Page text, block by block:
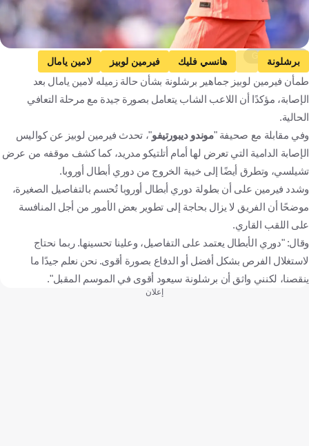
Getty Images
برشلونة هانسي فليك فيرمين لوبيز
لامين يامال
تشيلسي
إسبانيا إسبانيا ألمانيا
إنجلترا
المغرب
مصر الجزائر الأردن كرة قدم
طمأن فيرمين لوبيز جماهير برشلونة بشأن حالة زميله لامين يامال بعد
الإصابة، مؤكدًا أن اللاعب الشاب يتعامل بصورة جيدة مع مرحلة التعافي
الحالية.
وفي مقابلة مع صحيفة "موندو ديبورتيفو"، تحدث فيرمين لوبيز عن كواليس
الإصابة الدامية التي تعرض لها أمام أتلتيكو مدريد، كما كشف موقفه من عرض
تشيلسي، وتطرق أيضًا إلى خيبة الخروج من دوري أبطال أوروبا.
وشدد فيرمين على أن بطولة دوري أبطال أوروبا تُحسم بالتفاصيل الصغيرة،
موضحًا أن الفريق لا يزال بحاجة إلى تطوير بعض الأمور من أجل المنافسة
على اللقب القاري.
وقال: "دوري الأبطال يعتمد على التفاصيل، وعلينا تحسينها. ربما نحتاج
لاستغلال الفرص بشكل أفضل أو الدفاع بصورة أقوى. نحن نعلم جيدًا ما
ينقصنا، لكنني واثق أن برشلونة سيعود أقوى في الموسم المقبل".
إعلان